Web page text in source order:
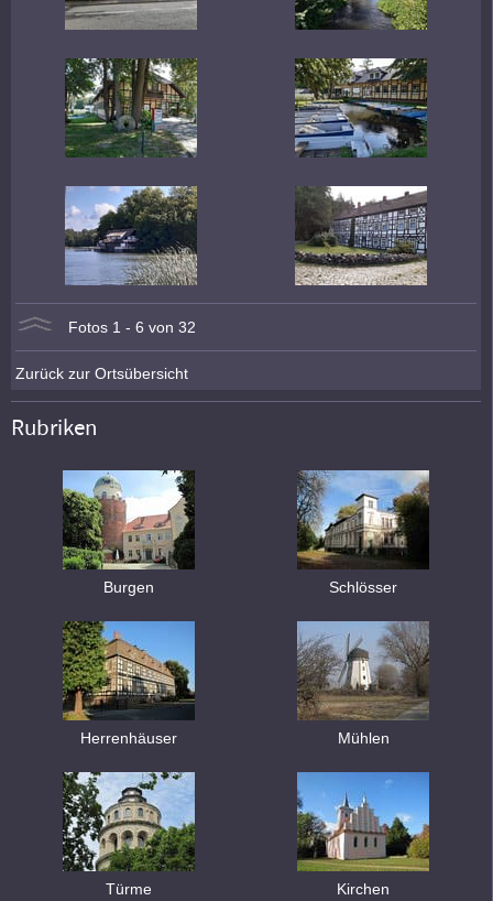
Fotos 1 - 6 von 32
Zurück zur Ortsübersicht
Rubriken
Burgen Schlösser
Herrenhäuser Mühlen
Türme Kirchen